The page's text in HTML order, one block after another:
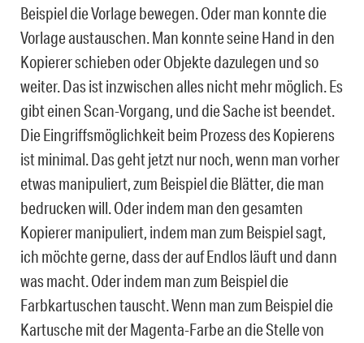
Beispiel die Vorlage bewegen. Oder man konnte die
Vorlage austauschen. Man konnte seine Hand in den
Kopierer schieben oder Objekte dazulegen und so
weiter. Das ist inzwischen alles nicht mehr möglich. Es
gibt einen Scan-Vorgang, und die Sache ist beendet.
Die Eingriffsmöglichkeit beim Prozess des Kopierens
ist minimal. Das geht jetzt nur noch, wenn man vorher
etwas manipuliert, zum Beispiel die Blätter, die man
bedrucken will. Oder indem man den gesamten
Kopierer manipuliert, indem man zum Beispiel sagt,
ich möchte gerne, dass der auf Endlos läuft und dann
was macht. Oder indem man zum Beispiel die
Farbkartuschen tauscht. Wenn man zum Beispiel die
Kartusche mit der Magenta-Farbe an die Stelle von